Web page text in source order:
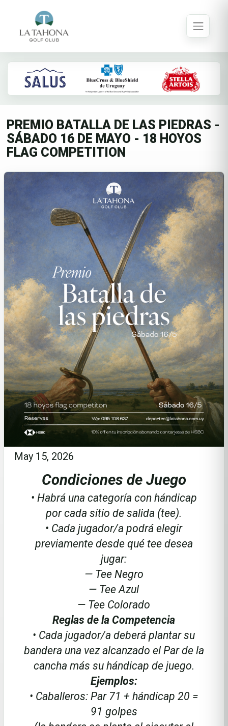
PREMIO BATALLA DE LAS PIEDRAS -
SÁBADO 16 DE MAYO - 18 HOYOS
FLAG COMPETITION
May 15, 2026
Condiciones de Juego
• Habrá una categoría con hándicap
por cada sitio de salida (tee).
• Cada jugador/a podrá elegir
previamente desde qué tee desea
jugar:
— Tee Negro
— Tee Azul
— Tee Colorado
Reglas de la Competencia
• Cada jugador/a deberá plantar su
bandera una vez alcanzado el Par de la
cancha más su hándicap de juego.
Ejemplos:
• Caballeros: Par 71 + hándicap 20 =
91 golpes